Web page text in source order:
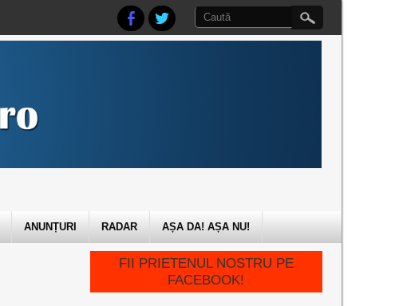
ANUNȚURI RADAR AȘA DA! AȘA NU!
FII PRIETENUL NOSTRU PE
FACEBOOK!